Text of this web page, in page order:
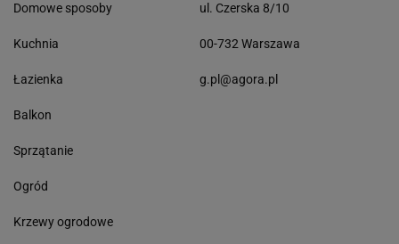
Domowe sposoby
Kuchnia
Łazienka
Balkon
Sprzątanie
Ogród
Krzewy ogrodowe
ul. Czerska 8/10
00-732 Warszawa
g.pl@agora.pl